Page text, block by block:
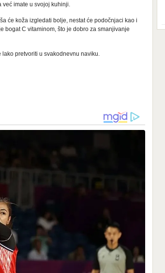
imate u svojoj kuhinji.
će koža izgledati bolje, nestat će podočnjaci kao i
bogat C vitaminom, što je dobro za smanjivanje
pretvoriti u svakodnevnu naviku.